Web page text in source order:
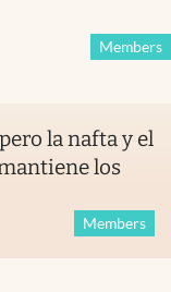
Members
la nafta y el
los
Members